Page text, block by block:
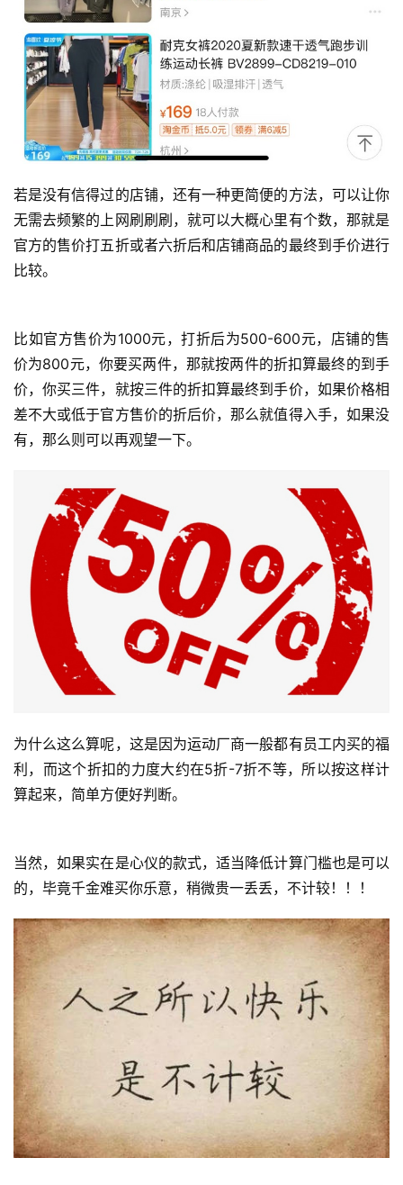
若是没有信得过的店铺，还有一种更简便的方法，可以让你
无需去频繁的上网刷刷刷，就可以大概心里有个数，那就是
官方的售价打五折或者六折后和店铺商品的最终到手价进行
比较。
比如官方售价为1000元，打折后为500-600元，店铺的售
价为800元，你要买两件，那就按两件的折扣算最终的到手
价，你买三件，就按三件的折扣算最终到手价，如果价格相
差不大或低于官方售价的折后价，那么就值得入手，如果没
有，那么则可以再观望一下。
为什么这么算呢，这是因为运动厂商一般都有员工内买的福
利，而这个折扣的力度大约在5折-7折不等，所以按这样计
算起来，简单方便好判断。
当然，如果实在是心仪的款式，适当降低计算门槛也是可以
的，毕竟千金难买你乐意，稍微贵一丢丢，不计较！！！